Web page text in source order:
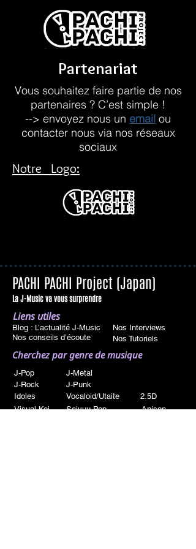
Partenariat
Vous souhaitez faire partie de nos
partenaires ? C’est simple !
--> envoyez nous un email ou
contacter nous via nos réseaux
sociaux
Notre Logo:
PACHI PACHI Project (Japan)
La J-Music va vous surprendre
Liens utiles
Blog : L’actualité J-Music
Nos Interviews
Nos Tutoriels
Nos conseils d’écoute
Cherchez par genre de musique
J-Pop
J-Rock
Idoles
Visual Kei
J-Metal
J-Punk
Vocaloid/Utaite
Seiyuu Pop
2.5D
Anison